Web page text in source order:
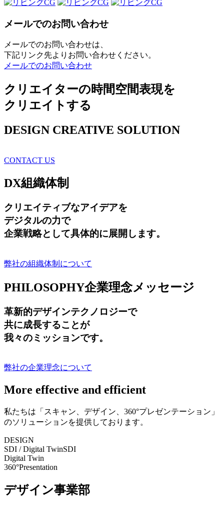
メールでのお問い合わせ
メールでのお問い合わせは、
下記リンク先よりお問い合わせください。
メールでのお問い合わせ
クリエイターの時間空間表現を
クリエイトする
DESIGN CREATIVE SOLUTION
CONTACT US
DX組織体制
クリエイティブなアイデアを
デジタルの力で
企業戦略として具体的に展開します。
弊社の組織体制について
PHILOSOPHY企業理念メッセージ
革新的デザインテクノロジーで
共に成長することが
我々のミッションです。
弊社の企業理念について
More effective and efficient
私たちは「スキャン、デザイン、360°プレゼンテーション」
のソリューションを提供しております。
DESIGN
SDI / Digital TwinSDI
Digital Twin
360°Presentation
デザイン事業部